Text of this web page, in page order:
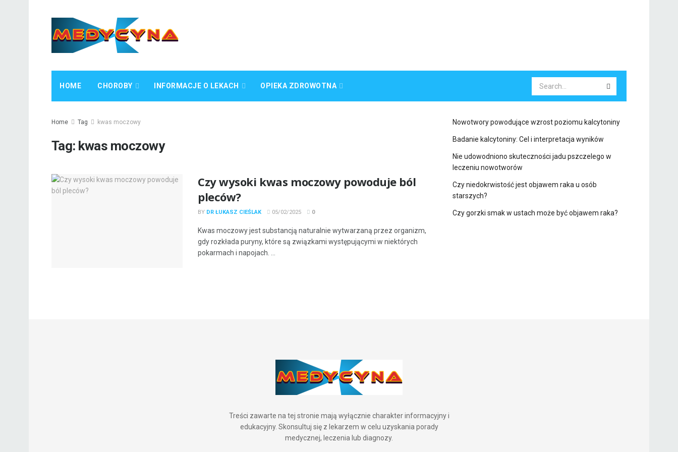
HOME CHOROBY INFORMACJE O LEKACH OPIEKA ZDROWOTNA
Home Tag kwas moczowy
Tag: kwas moczowy
Czy wysoki kwas moczowy powoduje ból
pleców?
BY DR ŁUKASZ CIEŚLAK 05/02/2025 0
Kwas moczowy jest substancją naturalnie wytwarzaną przez organizm,
gdy rozkłada puryny, które są związkami występującymi w niektórych
pokarmach i napojach. ...
Nowotwory powodujące wzrost poziomu kalcytoniny
Badanie kalcytoniny: Cel i interpretacja wyników
Nie udowodniono skuteczności jadu pszczelego w
leczeniu nowotworów
Czy niedokrwistość jest objawem raka u osób
starszych?
Czy gorzki smak w ustach może być objawem raka?
Treści zawarte na tej stronie mają wyłącznie charakter informacyjny i
edukacyjny. Skonsultuj się z lekarzem w celu uzyskania porady
medycznej, leczenia lub diagnozy.